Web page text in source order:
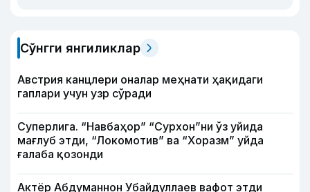
Сўнгги янгиликлар
Австрия канцлери оналар меҳнати ҳақидаги
гаплари учун узр сўради
Суперлига. “Навбаҳор” “Сурхон”ни ўз уйида
мағлуб этди, “Локомотив” ва “Хоразм” уйда
ғалаба қозонди
Актёр Абду­маннон Убайдуллаев вафот этди